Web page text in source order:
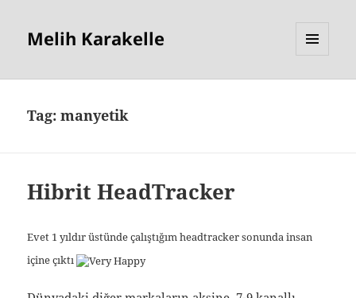
Melih Karakelle
Tag:manyetik
Hibrit HeadTracker
Evet 1 yıldır üstünde çalıştığım headtracker sonunda insan
içine çıktı